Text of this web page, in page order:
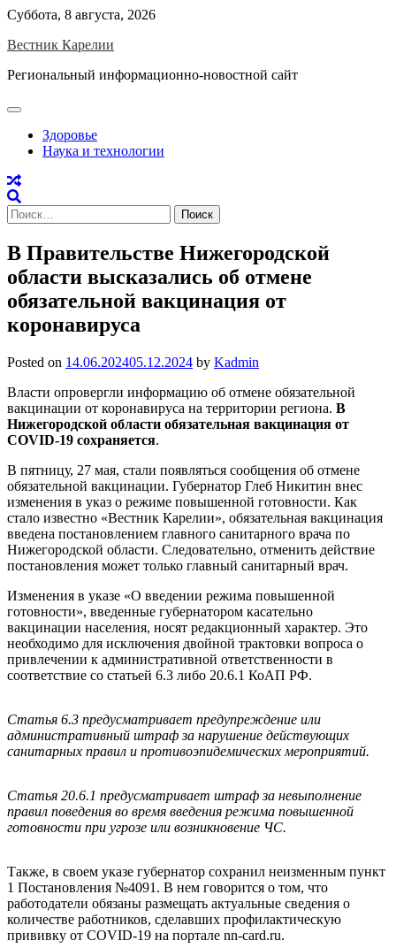
Skip
content
Суббота, 8 августа, 2026
Вестник Карелии
Региональный информационно-новостной сайт
Здоровье
Наука и технологии
Найти:
В Правительстве Нижегородской
области высказались об отмене
обязательной вакцинация от
коронавируса
Posted on 14.06.202405.12.2024 by Kadmin
Власти опровергли информацию об отмене обязательной
вакцинации от коронавируса на территории региона. В
Нижегородской области обязательная вакцинация от
COVID-19 сохраняется.
В пятницу, 27 мая, стали появляться сообщения об отмене
обязательной вакцинации. Губернатор Глеб Никитин внес
изменения в указ о режиме повышенной готовности. Как
стало известно «Вестник Карелии», обязательная вакцинация
введена постановлением главного санитарного врача по
Нижегородской области. Следовательно, отменить действие
постановления может только главный санитарный врач.
Изменения в указе «О введении режима повышенной
готовности», введенные губернатором касательно
вакцинации населения, носят редакционный характер. Это
необходимо для исключения двойной трактовки вопроса о
привлечении к административной ответственности в
соответствие со статьей 6.3 либо 20.6.1 КоАП РФ.
Статья 6.3 предусматривает предупреждение или
административный штраф за нарушение действующих
санитарных правил и противоэпидемических мероприятий.
Статья 20.6.1 предусматривает штраф за невыполнение
правил поведения во время введения режима повышенной
готовности при угрозе или возникновение ЧС.
Также, в своем указе губернатор сохранил неизменным пункт
1 Постановления №4091. В нем говорится о том, что
работодатели обязаны размещать актуальные сведения о
количестве работников, сделавших профилактическую
прививку от COVID-19 на портале nn-card.ru.